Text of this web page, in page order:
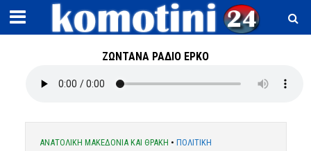
ΖΩΝΤΑΝΑ ΡΑΔΙΟ ΕΡΚΟ
ΑΝΑΤΟΛΙΚΗ ΜΑΚΕΔΟΝΙΑ ΚΑΙ ΘΡΑΚΗ • ΠΟΛΙΤΙΚΗ